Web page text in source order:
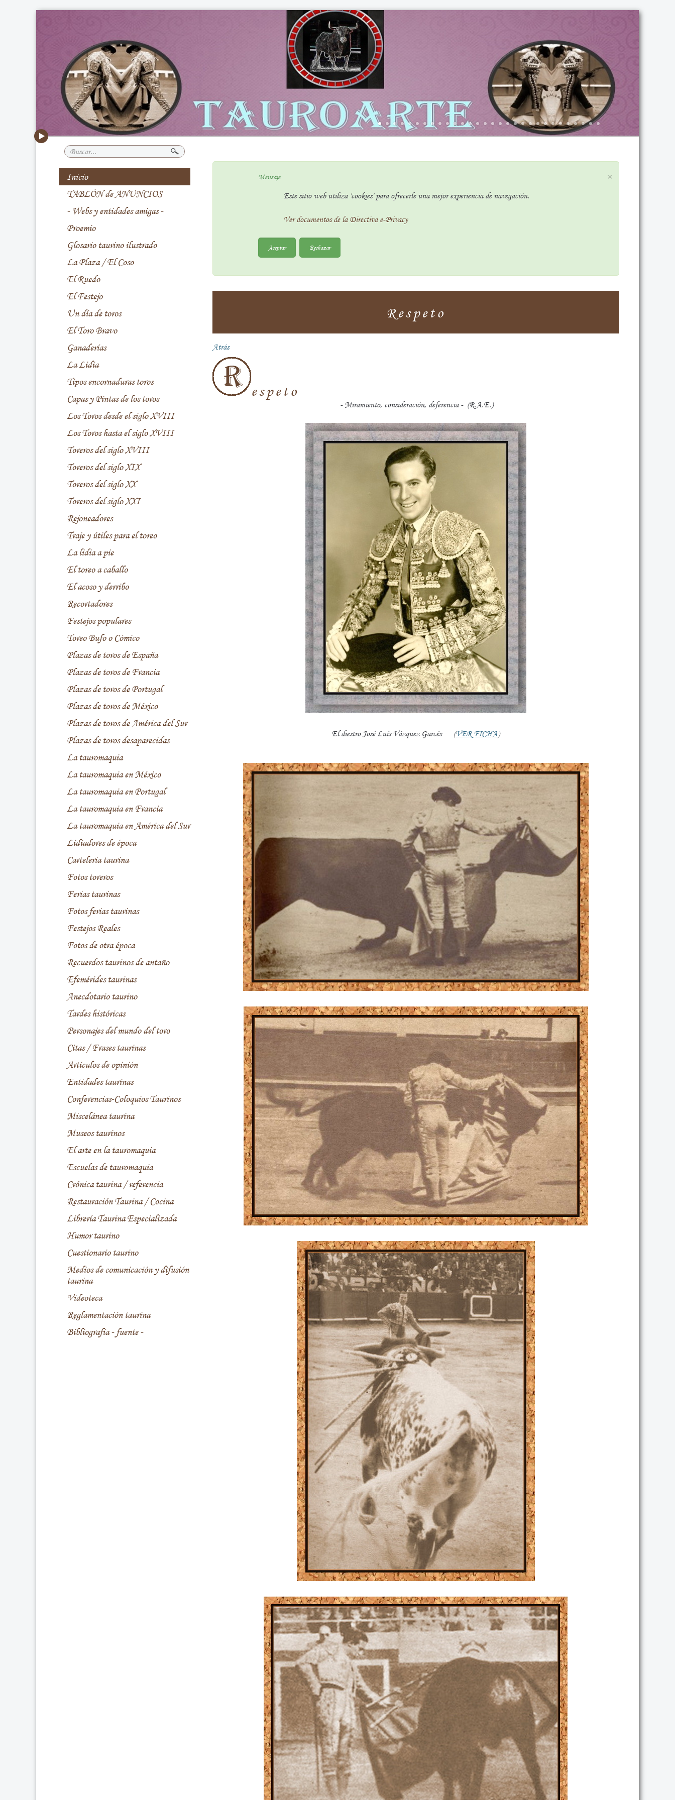
Buscar...
Inicio
TABLÓN de ANUNCIOS
- Webs y entidades amigas -
Proemio
Glosario taurino ilustrado
La Plaza / El Coso
El Ruedo
El Festejo
Un día de toros
El Toro Bravo
Ganaderías
La Lidia
Tipos encornaduras toros
Capas y Pintas de los toros
Los Toros desde el siglo XVIII
Los Toros hasta el siglo XVIII
Toreros del siglo XVIII
Toreros del siglo XIX
Toreros del siglo XX
Toreros del siglo XXI
Rejoneadores
Traje y útiles para el toreo
La lidia a pie
El toreo a caballo
El acoso y derribo
Recortadores
Festejos populares
Toreo Bufo o Cómico
Plazas de toros de España
Plazas de toros de Francia
Plazas de toros de Portugal
Plazas de toros de México
Plazas de toros de América del Sur
Plazas de toros desaparecidas
La tauromaquia
La tauromaquia en México
La tauromaquia en Portugal
La tauromaquia en Francia
La tauromaquia en América del Sur
Lidiadores de época
Cartelería taurina
Fotos toreros
Ferias taurinas
Fotos ferias taurinas
Festejos Reales
Fotos de otra época
Recuerdos taurinos de antaño
Efemérides taurinas
Anecdotario taurino
Tardes históricas
Personajes del mundo del toro
Citas / Frases taurinas
Artículos de opinión
Entidades taurinas
Conferencias-Coloquios Taurinos
Miscelánea taurina
Museos taurinos
El arte en la tauromaquia
Escuelas de tauromaquia
Crónica taurina / referencia
Restauración Taurina / Cocina
Librería Taurina Especializada
Humor taurino
Cuestionario taurino
Medios de comunicación y difusión
taurina
Videoteca
Reglamentación taurina
Bibliografía - fuente -
×
Mensaje
Este sitio web utiliza 'cookies' para ofrecerle una mejor experiencia de navegación.
Ver documentos de la Directiva e-Privacy
Aceptar Rechazar
Respeto
Atrás
espeto
- Miramiento, consideración, deferencia - (R.A.E.)
El diestro José Luís Vázquez Garcés (VER FICHA)